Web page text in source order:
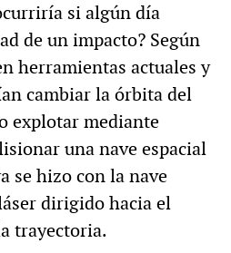
si algún día
de un impacto? Según
herramientas actuales y
cambiar la órbita del
explotar mediante
una nave espacial
se hizo con la nave
dirigido hacia el
trayectoria.